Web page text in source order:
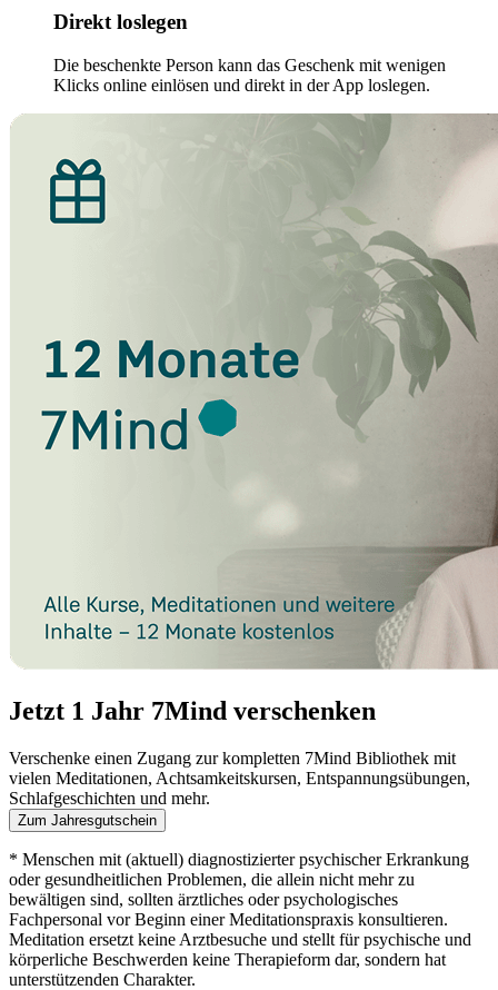
Direkt loslegen
Die beschenkte Person kann das Geschenk mit wenigen
Klicks online einlösen und direkt in der App loslegen.
Jetzt 1 Jahr 7Mind verschenken
Verschenke einen Zugang zur kompletten 7Mind Bibliothek mit
vielen Meditationen, Achtsamkeitskursen, Entspannungsübungen,
Schlafgeschichten und mehr.
Zum Jahresgutschein
* Menschen mit (aktuell) diagnostizierter psychischer Erkrankung
oder gesundheitlichen Problemen, die allein nicht mehr zu
bewältigen sind, sollten ärztliches oder psychologisches
Fachpersonal vor Beginn einer Meditationspraxis konsultieren.
Meditation ersetzt keine Arztbesuche und stellt für psychische und
körperliche Beschwerden keine Therapieform dar, sondern hat
unterstützenden Charakter.